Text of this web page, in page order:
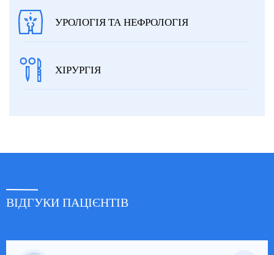
УРОЛОГІЯ ТА НЕФРОЛОГІЯ
ХІРУРГІЯ
ВІДГУКИ ПАЦІЄНТІВ